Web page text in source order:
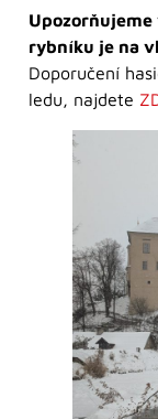
Upozorňujeme
rybníku je na
Doporučení
ledu, najdete